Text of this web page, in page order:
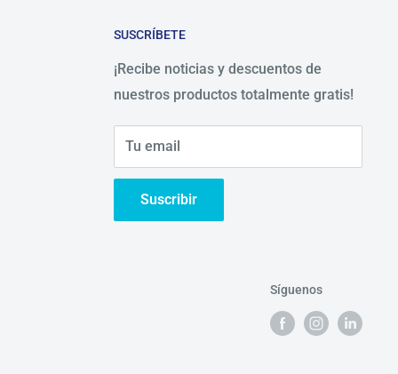
SUSCRÍBETE
¡Recibe noticias y descuentos de
nuestros productos totalmente gratis!
Tu email
Suscribir
Síguenos